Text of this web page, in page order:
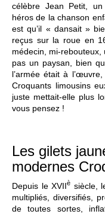
célèbre Jean Petit, un
héros de la chanson
est qu’il « dansait »
reçus sur la roue en
médecin, mi-
pas un paysan, bien
l’armée était à
Croquants limousins
juste mettait-elle plus
vous pensez !
Les gilets
modernes
Depuis le XVIIè siècle,
multipliés, diversifiés,
de toutes sortes,